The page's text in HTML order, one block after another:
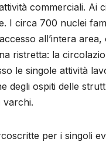
commerciali. Ai
I circa 700 nuclei
all’intera
ristretta: la
le singole attività
degli ospiti delle
varchi.
per i singoli